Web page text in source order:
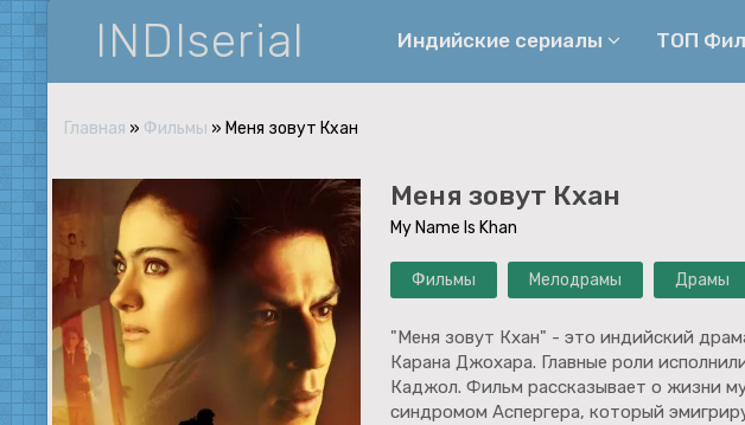
INDIserial Индийские сериалы
История
Документальные
Спортивные
Музыка
Военные
Криминальные
Семейные
Мелодрамы
Фильмы
ТОП
Главная » Фильмы » Меня зовут Кхан
Меня зовут Кхан
My Name Is Khan
Фильмы Мелодрамы Драмы
"Меня зовут Кхан" - это индийский
Карана Джохара. Главные роли
Каджол. Фильм рассказывает о жизни
синдромом Аспергера, который